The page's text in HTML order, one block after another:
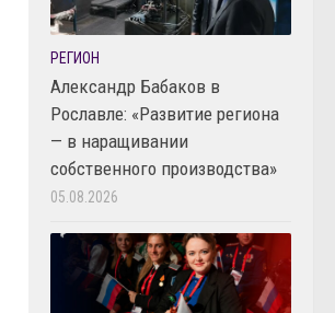
РЕГИОН
Александр Бабаков в
Рославле: «Развитие региона
— в наращивании
собственного производства»
05.08.2026